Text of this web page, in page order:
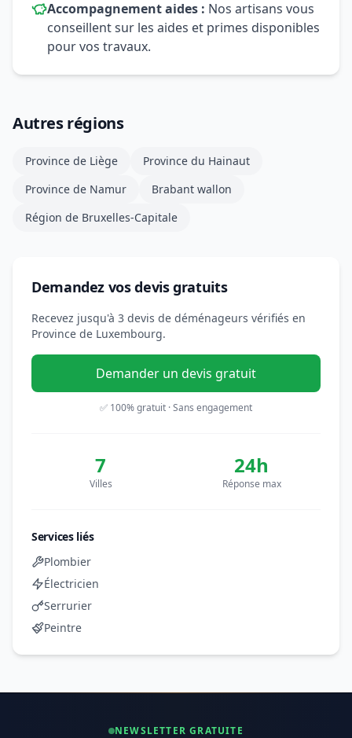
Accompagnement aides : Nos artisans vous
conseillent sur les aides et primes disponibles
pour vos travaux.
Autres régions
Province de Liège
Province du Hainaut
Province de Namur
Brabant wallon
Région de Bruxelles-Capitale
Demandez vos devis gratuits
Recevez jusqu'à 3 devis de déménageurs vérifiés en
Province de Luxembourg.
Demander un devis gratuit
✅ 100% gratuit · Sans engagement
7
Villes
24h
Réponse max
Services liés
Plombier
Électricien
Serrurier
Peintre
NEWSLETTER GRATUITE